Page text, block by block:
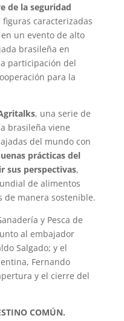
de la seguridad
caracterizadas
un evento de alto
brasileña en
participación del
para la
, una serie de
brasileña viene
del mundo con
prácticas del
sus perspectivas,
de alimentos
de manera sostenible.
y Pesca de
al embajador
Salgado; y el
Fernando
y el cierre del
COMÚN.